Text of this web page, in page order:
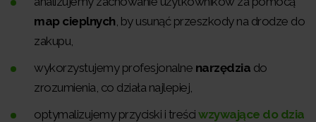
map cieplnych , by usunąć przeszkody na drodze do
zakupu,
wykorzystujemy profesjonalne narzędzia do
zrozumienia, co działa najlepiej,
optymalizujemy przyciski i treści wzywające do dzia